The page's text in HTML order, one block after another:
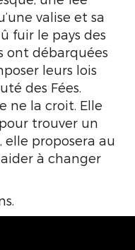
valise et sa
fuir le pays des
ont débarquées
leurs lois
des Fées.
ne la croit. Elle
trouver un
elle proposera au
à changer